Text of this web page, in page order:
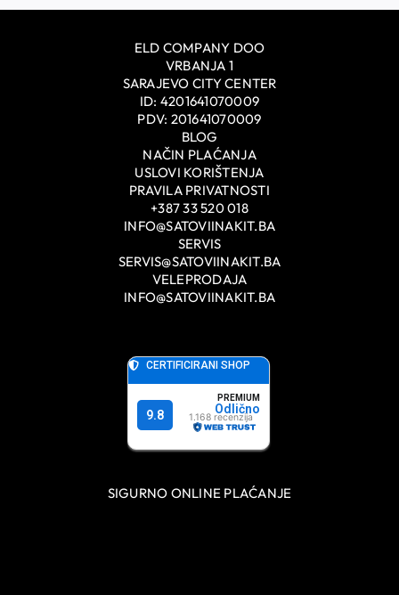
ELD COMPANY DOO
VRBANJA 1
SARAJEVO CITY CENTER
ID: 4201641070009
PDV: 201641070009
BLOG
NAČIN PLAĆANJA
USLOVI KORIŠTENJA
PRAVILA PRIVATNOSTI
+387 33 520 018
INFO@SATOVIINAKIT.BA
SERVIS
SERVIS@SATOVIINAKIT.BA
VELEPRODAJA
INFO@SATOVIINAKIT.BA
SIGURNO ONLINE PLAĆANJE